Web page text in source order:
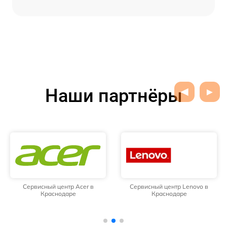
Наши партнёры
Сервисный центр Acer в
Краснодаре
Сервисный центр Lenovo в
Краснодаре